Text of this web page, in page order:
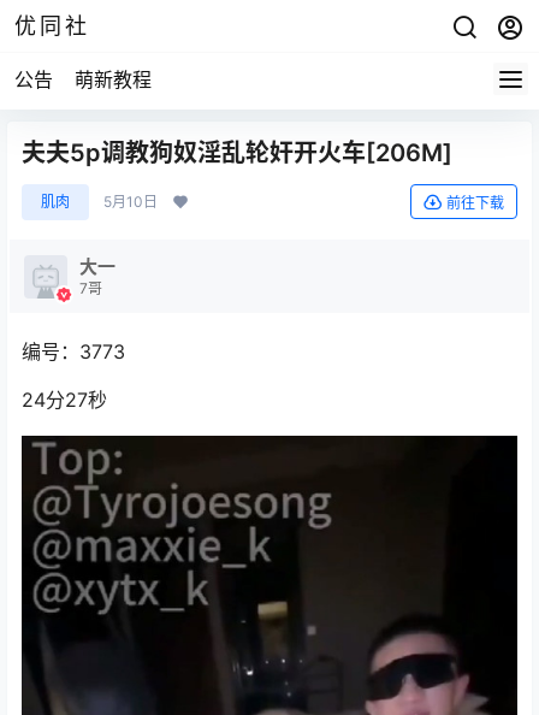
优同社
公告 萌新教程
夫夫5p调教狗奴淫乱轮奸开火车[206M]
肌肉 5月10日 前往下载
大一
7哥
编号：3773
24分27秒